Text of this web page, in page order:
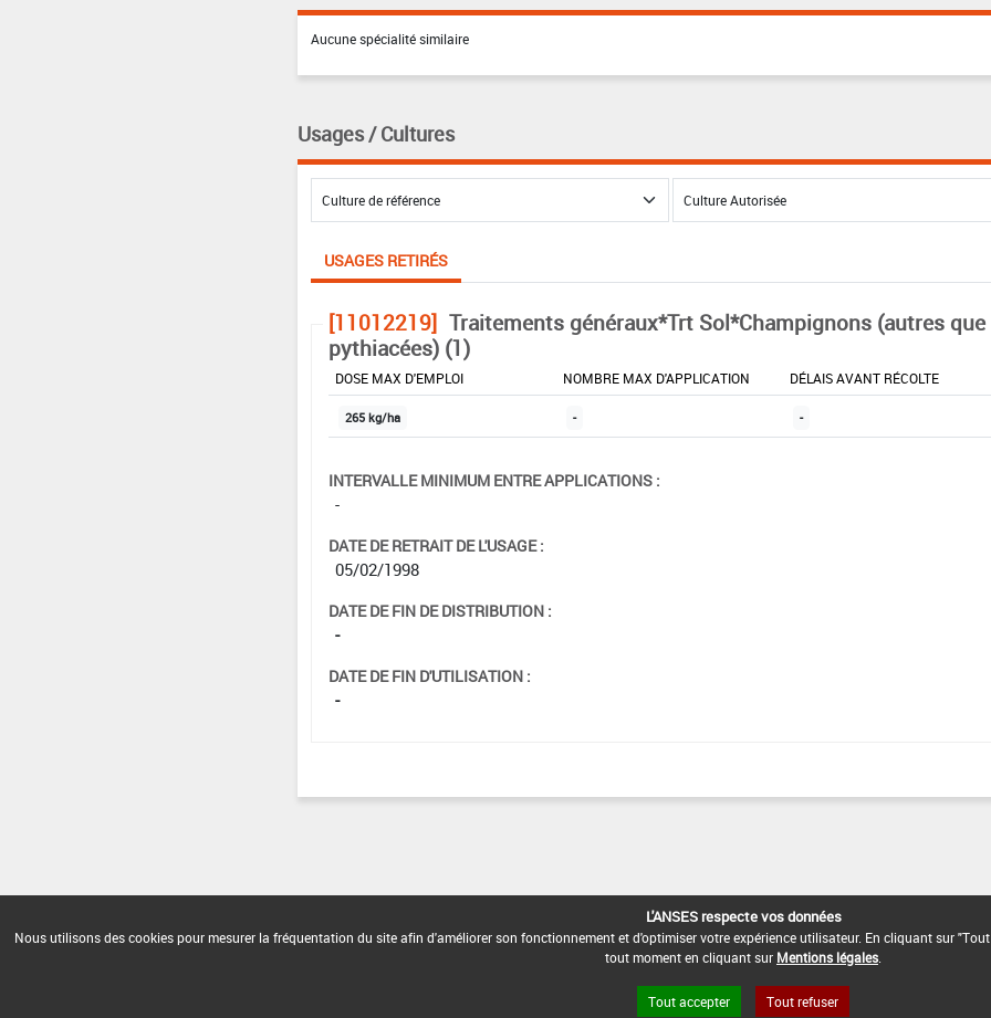
Aucune spécialité similaire
Usages / Cultures
USAGES RETIRÉS
[11012219] Traitements généraux*Trt Sol*Champignons (autres que
pythiacées) (1)
DOSE MAX D'EMPLOI NOMBRE MAX D'APPLICATION DÉLAIS AVANT RÉCOLTE
265 kg/ha - -
INTERVALLE MINIMUM ENTRE APPLICATIONS :
-
DATE DE RETRAIT DE L'USAGE :
05/02/1998
DATE DE FIN DE DISTRIBUTION :
-
DATE DE FIN D'UTILISATION :
-
Version du produit : v 2.0
L'ANSES respecte vos données
Nous utilisons des cookies pour mesurer la fréquentation du site afin d'améliorer son fonctionnement et d'optimiser votre expérience utilisateur. En cliquant sur
tout moment en cliquant sur Mentions légales
Tout accepter Tout refuser